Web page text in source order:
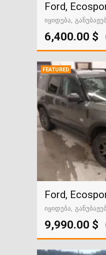
Ford,
იყიდება
გზაში.
6,400.00 $
FEATURED
Ford,
იყიდება
9,990.00 $